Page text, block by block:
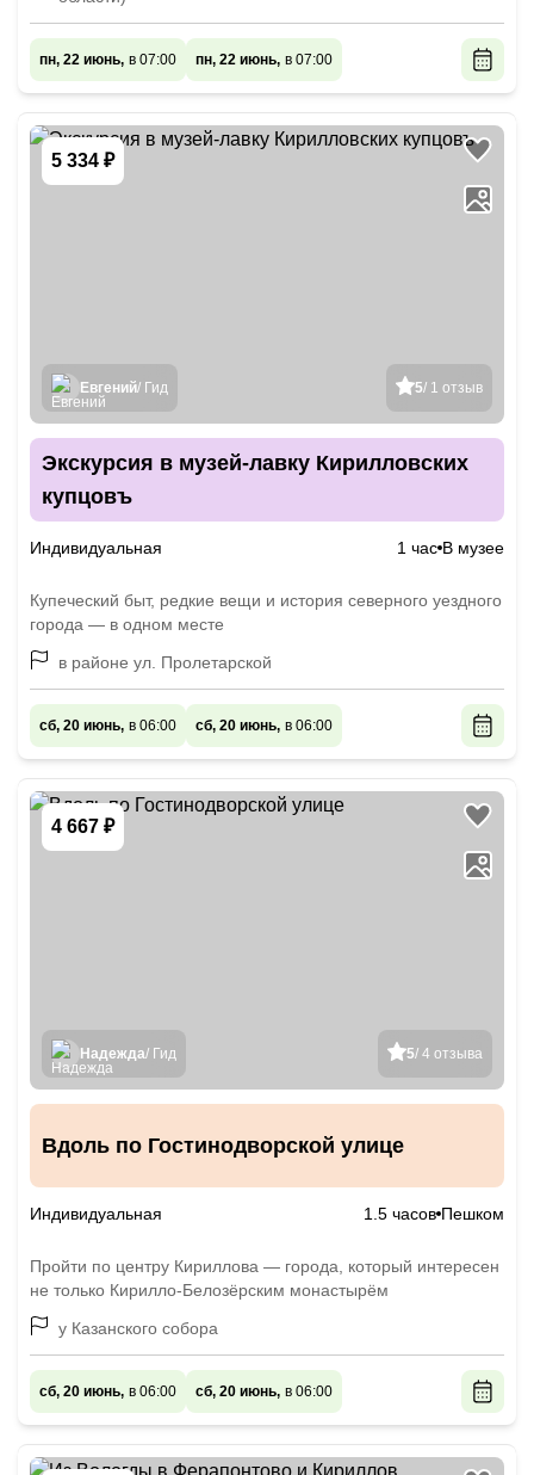
пн, 22 июнь, в 07:00 пн, 22 июнь, в 07:00
5 334 ₽
5/ 1 отзыв
Евгений/ Гид
Экскурсия в музей-лавку Кирилловских
купцовъ
Индивидуальная 1 час В музее
Купеческий быт, редкие вещи и история северного уездного
города — в одном месте
в районе ул. Пролетарской
сб, 20 июнь, в 06:00 сб, 20 июнь, в 06:00
4 667 ₽
5/ 4 отзыва
Надежда/ Гид
Вдоль по Гостинодворской улице
Индивидуальная 1.5 часов Пешком
Пройти по центру Кириллова — города, который интересен
не только Кирилло-Белозёрским монастырём
у Казанского собора
сб, 20 июнь, в 06:00 сб, 20 июнь, в 06:00